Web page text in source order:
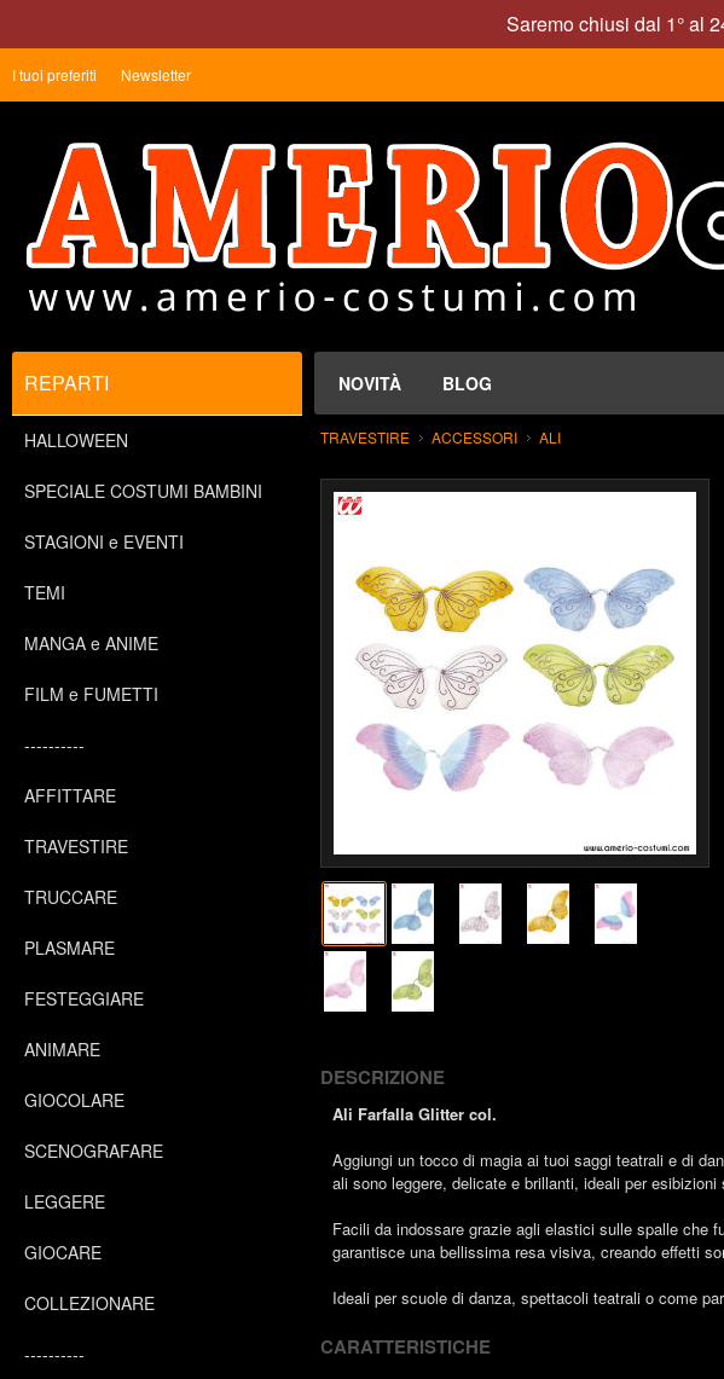
Saremo chiusi dal 1° al
I tuoi preferiti Newsletter
NOVITÀ BLOG
REPARTI
HALLOWEEN
SPECIALE COSTUMI BAMBINI
STAGIONI e EVENTI
TEMI
MANGA e ANIME
FILM e FUMETTI
----------
AFFITTARE
TRAVESTIRE
TRUCCARE
PLASMARE
FESTEGGIARE
ANIMARE
GIOCOLARE
SCENOGRAFARE
LEGGERE
GIOCARE
COLLEZIONARE
----------
TRAVESTIRE ACCESSORI ALI
DESCRIZIONE
Ali Farfalla Glitter col.
Aggiungi un tocco di magia ai tuoi saggi teatrali e di
ali sono leggere, delicate e brillanti, ideali per
Facili da indossare grazie agli elastici sulle spalle che
garantisce una bellissima resa visiva, creando effetti
Ideali per scuole di danza, spettacoli teatrali o come
CARATTERISTICHE